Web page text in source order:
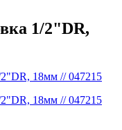
1/2"DR,